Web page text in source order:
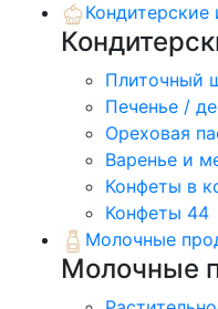
Кондитерские
Плиточный
Печенье /
Ореховая
Варенье и
Конфеты в
Конфеты 44
Молочные
Молочные